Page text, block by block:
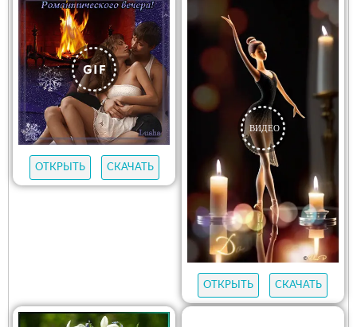
ОТКРЫТЬ СКАЧАТЬ
ОТКРЫТЬ СКАЧАТЬ